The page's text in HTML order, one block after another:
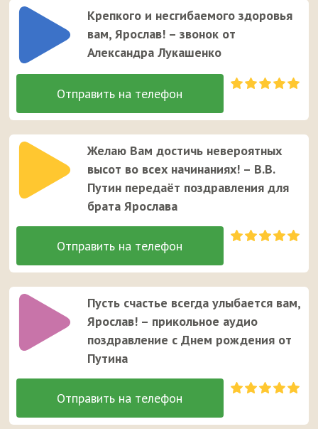
Крепкого и несгибаемого здоровья
вам, Ярослав! – звонок от
Александра Лукашенко
Желаю Вам достичь невероятных
высот во всех начинаниях! – В.В.
Путин передаёт поздравления для
брата Ярослава
Пусть счастье всегда улыбается вам,
Ярослав! – прикольное аудио
поздравление с Днем рождения от
Путина